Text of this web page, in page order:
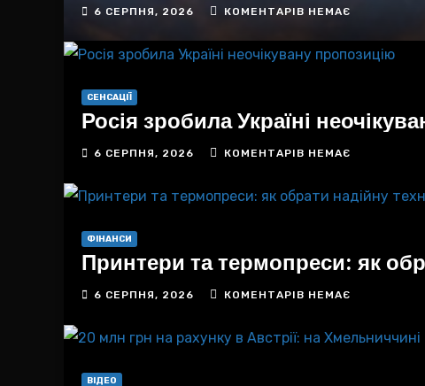
6 СЕРПНЯ, 2026 КОМЕНТАРІВ НЕМАЄ
СЕНСАЦІЇ
Росія зробила Україні
6 СЕРПНЯ, 2026 КОМЕНТАРІВ НЕМАЄ
ФІНАНСИ
Принтери та термопреси: як
6 СЕРПНЯ, 2026 КОМЕНТАРІВ НЕМАЄ
ВІДЕО